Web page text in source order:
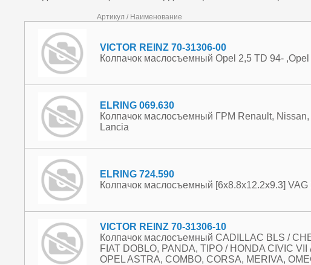
Артикул / Наименование
VICTOR REINZ 70-31306-00
Колпачок маслосъемный Opel 2,5 TD 94-
ELRING 069.630
Колпачок маслосъемный ГРМ Renault, Nissan,
Lancia
ELRING 724.590
Колпачок маслосъемный [6x8.8x12.2x9.3]
VICTOR REINZ 70-31306-10
Колпачок маслосъемный CADILLAC BLS /
FIAT DOBLO, PANDA, TIPO / HONDA CIVIC
OPEL ASTRA, COMBO, CORSA, MERIVA,